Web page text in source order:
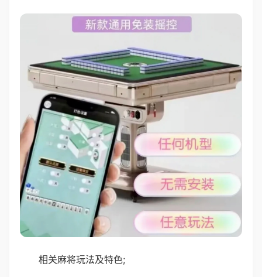
相关麻将玩法及特色;